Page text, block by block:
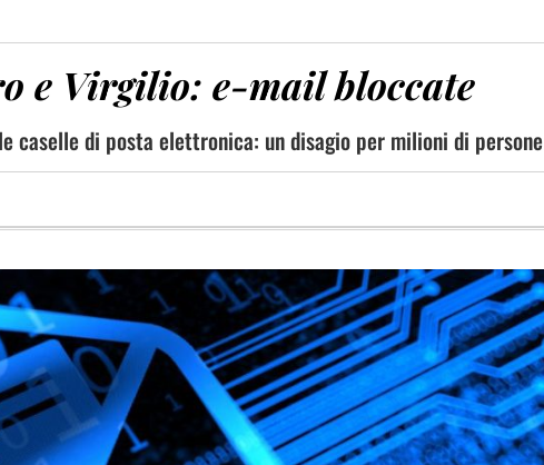
e Virgilio: e-mail bloccate
caselle di posta elettronica: un disagio per milioni di persone